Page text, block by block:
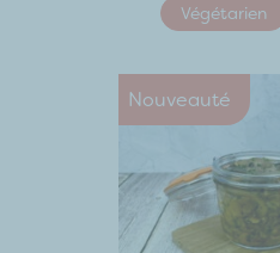
Végétarien
Nouveauté